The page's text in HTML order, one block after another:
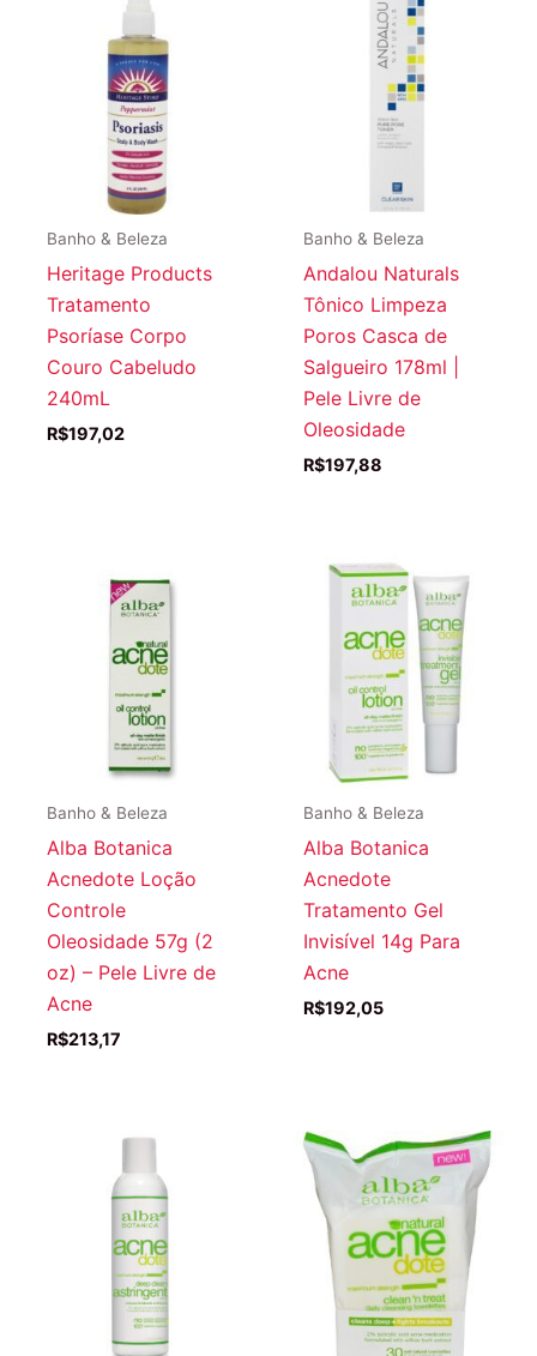
Banho & Beleza
Heritage Products
Tratamento
Psoríase Corpo
Couro Cabeludo
240mL
R$197,02
Banho & Beleza
Andalou Naturals
Tônico Limpeza
Poros Casca de
Salgueiro 178ml |
Pele Livre de
Oleosidade
R$197,88
Banho & Beleza
Alba Botanica
Acnedote Loção
Controle
Oleosidade 57g (2
oz) – Pele Livre de
Acne
R$213,17
Banho & Beleza
Alba Botanica
Acnedote
Tratamento Gel
Invisível 14g Para
Acne
R$192,05